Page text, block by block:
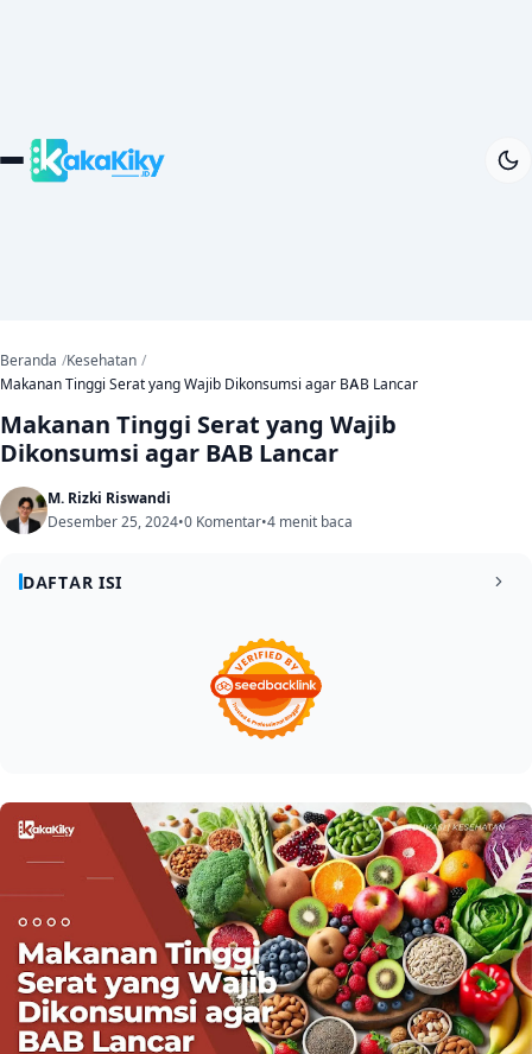
Beranda
Kesehatan
Makanan Tinggi Serat yang Wajib Dikonsumsi agar BAB Lancar
Makanan Tinggi Serat yang Wajib
Dikonsumsi agar BAB Lancar
M. Rizki Riswandi
Desember 25, 2024•0 Komentar•4 menit baca
DAFTAR ISI
Kenapa Serat Penting untuk BAB Lancar?
Makanan Tinggi Serat yang Wajib Kamu Coba
1. Buah-Buahan Segar
2.3 4. Karbohidrat Kompleks
3 Tips Agar Pencernaan Makin Lancar
1. Minum Air yang Cukup
3.2 2. Bergerak Aktif
3.3 3. Konsumsi Probiotik
3.4 4. Hindari Junk Food